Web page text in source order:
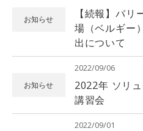
お知らせ
【続報】バ
場（ベルギー
出について
お知らせ
2022/09/06
2022年 ソリ
講習会
2022/09/01